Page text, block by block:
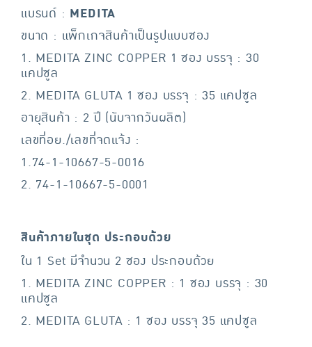
แบรนด์ : MEDITA
ขนาด : แพ็กเกจสินค้าเป็นรูปแบบซอง
1. MEDITA ZINC COPPER 1 ซอง บรรจุ : 30
แคปซูล
2. MEDITA GLUTA 1 ซอง บรรจุ : 35 แคปซูล
อายุสินค้า : 2 ปี (นับจากวันผลิต)
เลขที่อย./เลขที่จดแจ้ง :
1.74-1-10667-5-0016
2. 74-1-10667-5-0001
สินค้าภายในชุด ประกอบด้วย
ใน 1 Set มีจำนวน 2 ซอง ประกอบด้วย
1. MEDITA ZINC COPPER : 1 ซอง บรรจุ : 30
แคปซูล
2. MEDITA GLUTA : 1 ซอง บรรจุ 35 แคปซูล